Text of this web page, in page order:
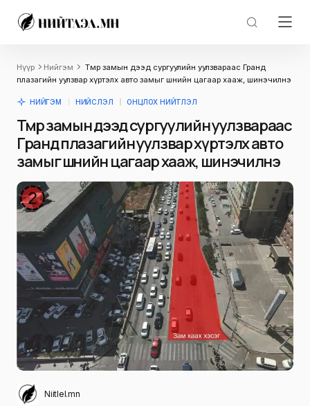
Нүүр Нийгэм
Төмөр замын дээд сургуулийн уулзвараас Гранд
плазагийн уулзвар хүртэлх авто замыг шөнийн цагаар хааж, шинэчилнэ
НИЙГЭМ НИЙСЛЭЛ ОНЦЛОХ НИЙТЛЭЛ
Төмөр замын дээд сургуулийн уулзвараас
Гранд плазагийн уулзвар хүртэлх авто
замыг шөнийн цагаар хааж, шинэчилнэ
Niitlel.mn